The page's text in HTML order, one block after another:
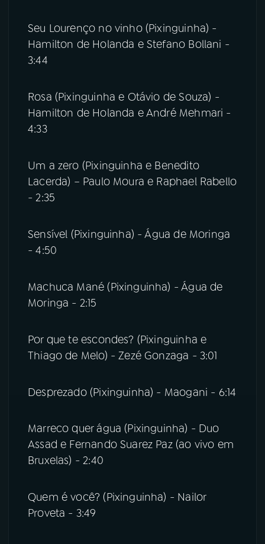
Seu Lourenço no vinho (Pixinguinha) -
Hamilton de Holanda e Stefano Bollani -
3:44
Rosa (Pixinguinha e Otávio de Souza) -
Hamilton de Holanda e André Mehmari -
4:33
Um a zero (Pixinguinha e Benedito
Lacerda) – Paulo Moura e Raphael Rabello
- 2:35
Sensível (Pixinguinha) - Água de Moringa
- 4:50
Machuca Mané (Pixinguinha) - Água de
Moringa - 2:15
Por que te escondes? (Pixinguinha e
Thiago de Melo) - Zezé Gonzaga - 3:01
Desprezado (Pixinguinha) - Maogani - 6:14
Marreco quer água (Pixinguinha) - Duo
Assad e Fernando Suarez Paz (ao vivo em
Bruxelas) - 2:40
Quem é você? (Pixinguinha) - Nailor
Proveta - 3:49